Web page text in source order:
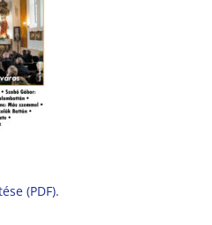
(PDF).